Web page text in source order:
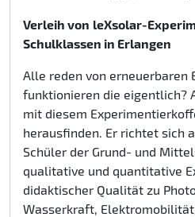
Verleih von leXsolar-
Schulklassen in Erlangen
Alle reden von erneuerbaren
funktionieren die eigentlich?
mit diesem
herausfinden. Er richtet sich
Schüler der Grund- und
qualitative und quantitative
didaktischer Qualität zu
Wasserkraft,